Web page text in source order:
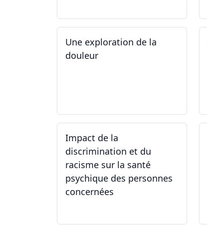
Une exploration de la
douleur
Impact de la
discrimination et du
racisme sur la santé
psychique des personnes
concernées